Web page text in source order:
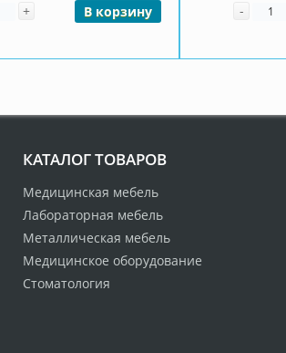
+ В корзину -
КАТАЛОГ ТОВАРОВ
Медицинская мебель
Лабораторная мебель
Металлическая мебель
Медицинское оборудование
Стоматология